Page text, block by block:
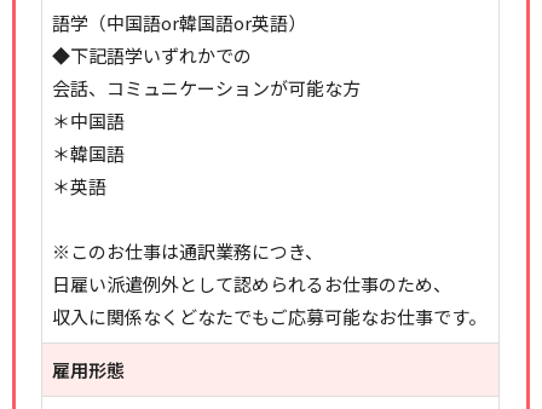
語学（中国語or韓国語or英語）
◆下記語学いずれかでの
会話、コミュニケーションが可能な方
＊中国語
＊韓国語
＊英語
※このお仕事は通訳業務につき、
日雇い派遣例外として認められるお仕事のため、
収入に関係なくどなたでもご応募可能なお仕事です。
雇用形態